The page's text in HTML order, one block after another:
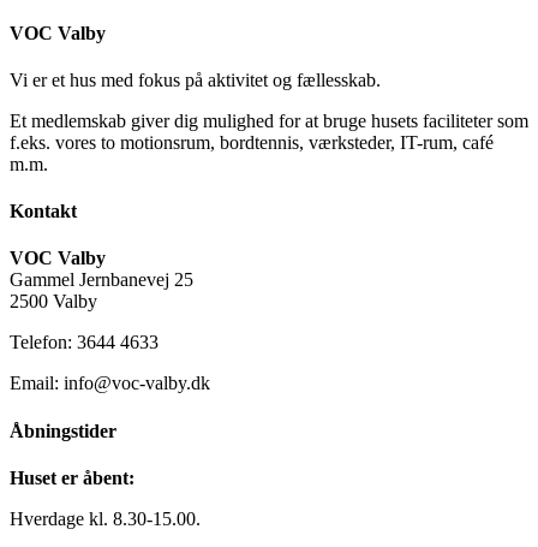
VOC Valby
Vi er et hus med fokus på aktivitet og fællesskab.
Et medlemskab giver dig mulighed for at bruge husets faciliteter som
f.eks. vores to motionsrum, bordtennis, værksteder, IT-rum, café
m.m.
Kontakt
VOC Valby
Gammel Jernbanevej 25
2500 Valby
Telefon: 3644 4633
Email: info@voc-valby.dk
Åbningstider
Huset er åbent:
Hverdage kl. 8.30-15.00.